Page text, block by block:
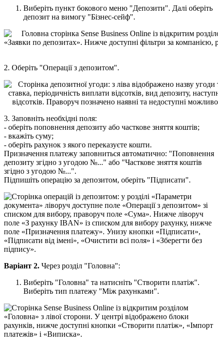
Виберіть пункт бокового меню "Депозити". Далі оберіть
депозит на вимогу "Бізнес-сейф".
2. Оберіть "Операції з депозитом".
3. Заповніть необхідні поля:
- оберіть поповнення депозиту або часткове зняття коштів;
- вкажіть суму;
- оберіть рахунок з якого переказуєте кошти.
Призначення платежу заповниться автоматично: "Поповнення
депозиту згідно з угодою №..." або "Часткове зняття коштів
згідно з угодою №...".
Підпишіть операцію за депозитом, оберіть "Підписати".
Варіант 2. Через розділ "Головна":
Виберіть "Головна" та натисніть "Створити платіж".
Виберіть тип платежу "Між рахунками".